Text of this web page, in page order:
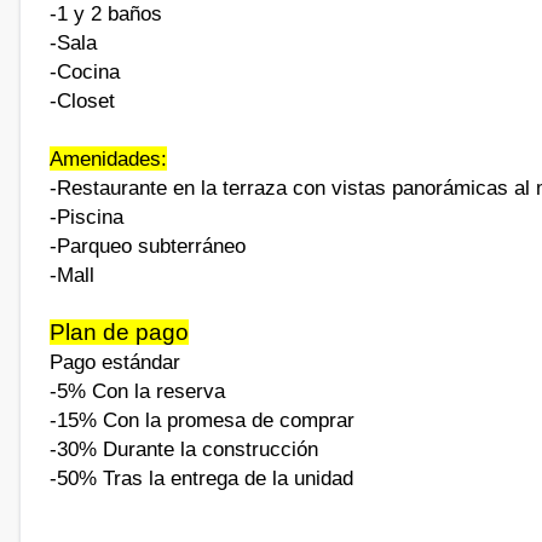
-1 y 2 baños
-Sala
-Cocina
-Closet
Amenidades:
-Restaurante en la terraza con vistas panorámicas al
-Piscina
-Parqueo subterráneo
-Mall
Plan de pago
Pago estándar
-5% Con la reserva
-15% Con la promesa de comprar
-30% Durante la construcción
-50% Tras la entrega de la unidad